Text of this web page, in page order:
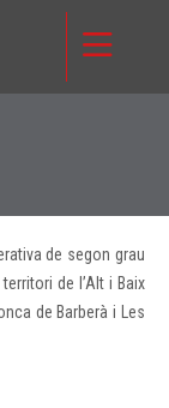
de segon grau
de l’Alt i Baix
de Barberà i Les